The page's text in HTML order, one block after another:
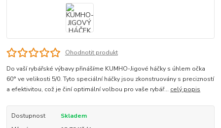
Ohodnotit produkt
Do vaší rybářské výbavy přinášíme KUMHO-Jigové háčky s úhlem očka
60° ve velikosti 5/0. Tyto speciální háčky jsou zkonstruovány s precizností
a efektivitou, což je činí optimální volbou pro vaše rybář... celý popis
Dostupnost
Skladem